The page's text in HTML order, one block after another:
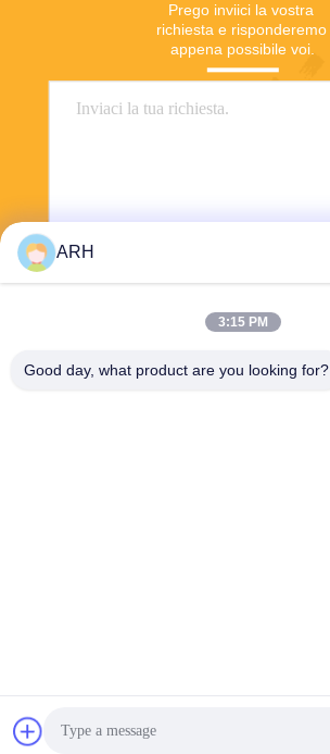
Prego inviici la vostra
richiesta e risponderemo
appena possibile voi.
ARH
3:15 PM
Good day, what product are you looking for?